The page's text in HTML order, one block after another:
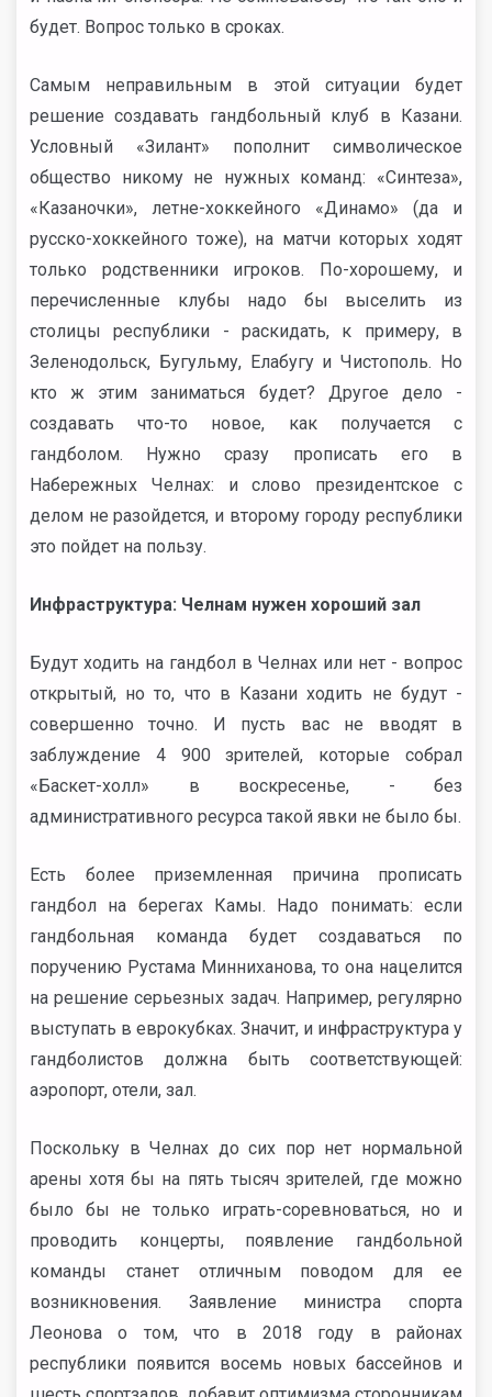
будет. Вопрос только в сроках.
Самым неправильным в этой ситуации будет
решение создавать гандбольный клуб в Казани.
Условный «Зилант» пополнит символическое
общество никому не нужных команд: «Синтеза»,
«Казаночки», летне-хоккейного «Динамо» (да и
русско-хоккейного тоже), на матчи которых ходят
только родственники игроков. По-хорошему, и
перечисленные клубы надо бы выселить из
столицы республики - раскидать, к примеру, в
Зеленодольск, Бугульму, Елабугу и Чистополь. Но
кто ж этим заниматься будет? Другое дело -
создавать что-то новое, как получается с
гандболом. Нужно сразу прописать его в
Набережных Челнах: и слово президентское с
делом не разойдется, и второму городу республики
это пойдет на пользу.
Инфраструктура: Челнам нужен хороший зал
Будут ходить на гандбол в Челнах или нет - вопрос
открытый, но то, что в Казани ходить не будут -
совершенно точно. И пусть вас не вводят в
заблуждение 4 900 зрителей, которые собрал
«Баскет-холл» в воскресенье, - без
административного ресурса такой явки не было бы.
Есть более приземленная причина прописать
гандбол на берегах Камы. Надо понимать: если
гандбольная команда будет создаваться по
поручению Рустама Минниханова, то она нацелится
на решение серьезных задач. Например, регулярно
выступать в еврокубках. Значит, и инфраструктура у
гандболистов должна быть соответствующей:
аэропорт, отели, зал.
Поскольку в Челнах до сих пор нет нормальной
арены хотя бы на пять тысяч зрителей, где можно
было бы не только играть-соревноваться, но и
проводить концерты, появление гандбольной
команды станет отличным поводом для ее
возникновения. Заявление министра спорта
Леонова о том, что в 2018 году в районах
республики появится восемь новых бассейнов и